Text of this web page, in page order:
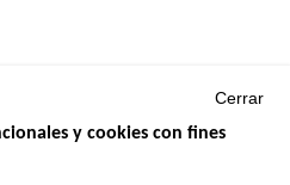
Cerrar
y cookies con fines